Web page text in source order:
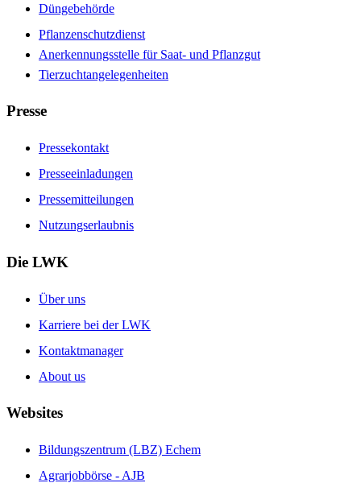
Düngebehörde
Pflanzenschutzdienst
Anerkennungsstelle für Saat- und Pflanzgut
Tierzuchtangelegenheiten
Presse
Pressekontakt
Presseeinladungen
Pressemitteilungen
Nutzungserlaubnis
Die LWK
Über uns
Karriere bei der LWK
Kontaktmanager
About us
Websites
Bildungszentrum (LBZ) Echem
Agrarjobbörse - AJB